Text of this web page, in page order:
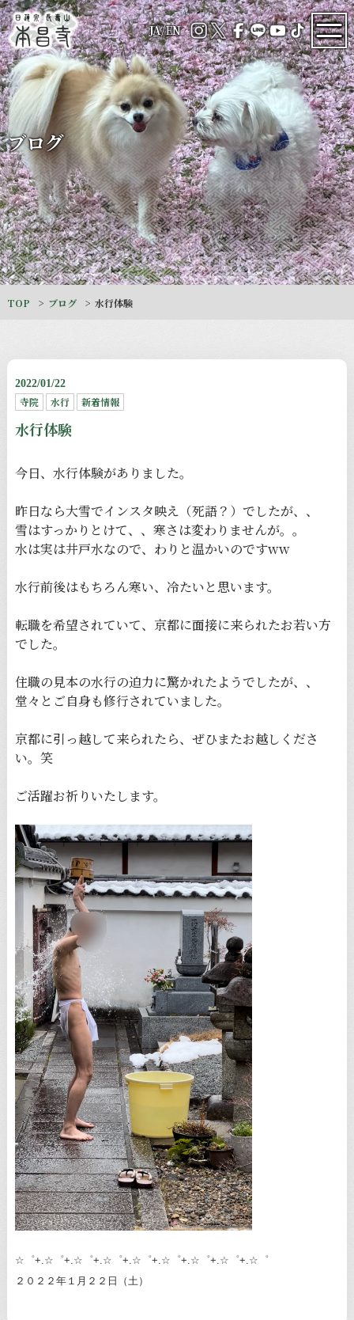
JA/EN
ブログ
TOP ブログ 水行体験
2022/01/22
寺院 水行 新着情報
水行体験
今日、水行体験がありました。
昨日なら大雪でインスタ映え（死語？）でしたが、、
雪はすっかりとけて、、寒さは変わりませんが。。
水は実は井戸水なので、わりと温かいのですww
水行前後はもちろん寒い、冷たいと思います。
転職を希望されていて、京都に面接に来られたお若い方
でした。
住職の見本の水行の迫力に驚かれたようでしたが、、
堂々とご自身も修行されていました。
京都に引っ越して来られたら、ぜひまたお越しくださ
い。笑
ご活躍お祈りいたします。
☆゜+.☆゜+.☆゜+.☆゜+.☆゜+.☆゜+.☆゜+.☆゜+.☆゜
２０２２年１月２２日（土）